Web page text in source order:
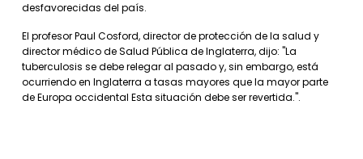
desfavorecidas del país.
El profesor Paul Cosford, director de protección de la salud y
director médico de Salud Pública de Inglaterra, dijo: "La
tuberculosis se debe relegar al pasado y, sin embargo, está
ocurriendo en Inglaterra a tasas mayores que la mayor parte
de Europa occidental Esta situación debe ser revertida.".